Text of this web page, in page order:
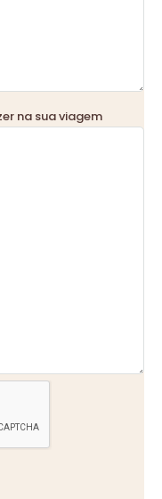
na sua viagem